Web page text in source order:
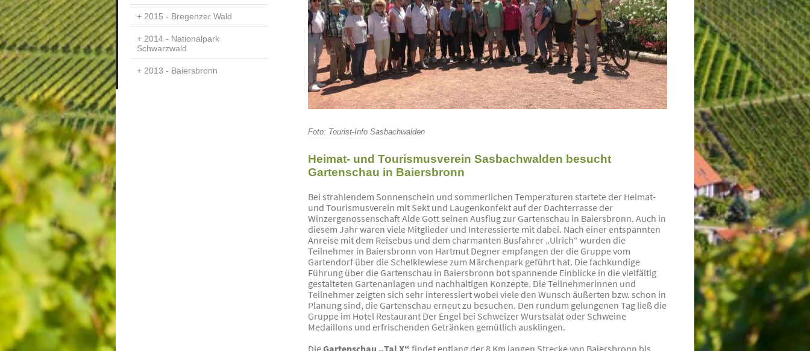
Foto: Tourist-Info Sasbachwalden
Heimat- und Tourismusverein Sasbachwalden besucht
Gartenschau in Baiersbronn
Bei strahlendem Sonnenschein und sommerlichen Temperaturen startete der Heimat-
und Tourismusverein mit Sekt und Laugenkonfekt auf der Dachterrasse der
Winzergenossenschaft Alde Gott seinen Ausflug zur Gartenschau in Baiersbronn. Auch in
diesem Jahr waren viele Mitglieder und Interessierte mit dabei. Nach einer entspannten
Anreise mit dem Reisebus und dem charmanten Busfahrer „Ulrich“ wurden die
Teilnehmer in Baiersbronn von Hartmut Degner empfangen der die Gruppe vom
Gartendorf über die Schelklewiese zum Märchenpark geführt hat. Die fachkundige
Führung über die Gartenschau in Baiersbronn bot spannende Einblicke in die vielfältig
gestalteten Gartenanlagen und nachhaltigen Konzepte. Die Teilnehmerinnen und
Teilnehmer zeigten sich sehr interessiert wobei viele den Wunsch äußerten bzw. schon in
Planung sind, die Gartenschau erneut zu besuchen. Den rundum gelungenen Tag ließ die
Gruppe im Hotel Restaurant Der Engel bei Schweizer Wurstsalat oder Schweine
Medaillons und erfrischenden Getränken gemütlich ausklingen.
DieGartenschau „Tal X“ findet entlang der 8 Km langen Strecke von Baiersbronn bis
2015 - Bregenzer Wald
2014 - Nationalpark
Schwarzwald
2013 - Baiersbronn